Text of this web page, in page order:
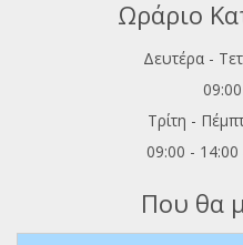
Ωράριο
Δευτέρα -
Τρίτη -
09:00 -
Που θα